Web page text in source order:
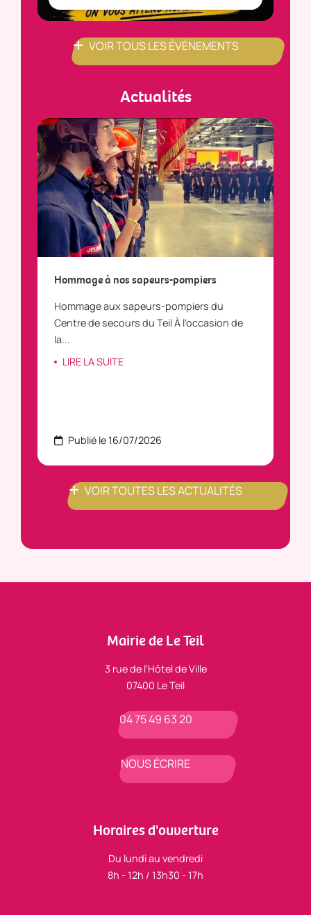
VOIR TOUS LES ÉVÈNEMENTS
Actualités
Hommage à nos sapeurs-pompiers
Hommage aux sapeurs-pompiers du
Centre de secours du Teil À l'occasion de
la...
LIRE LA SUITE
Publié le 16/07/2026
VOIR TOUTES LES ACTUALITÉS
Mairie de Le Teil
3 rue de l’Hôtel de Ville
07400 Le Teil
04 75 49 63 20
NOUS ÉCRIRE
Horaires d'ouverture
Du lundi au vendredi
8h - 12h / 13h30 - 17h